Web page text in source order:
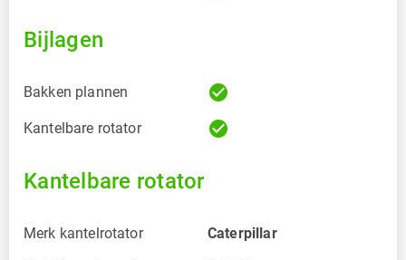
Bijlagen
Bakken plannen check_circle
Kantelbare rotator check_circle
Kantelbare rotator
Merk kantelrotator Caterpillar